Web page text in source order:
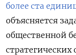
более ста
объясняется
общественной